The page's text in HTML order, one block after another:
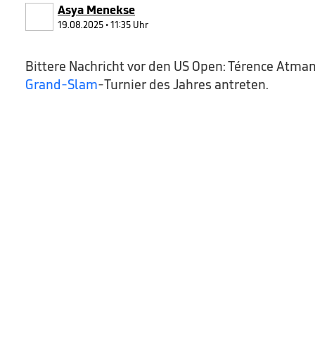
Asya Menekse
19.08.2025 • 11:35 Uhr
Bittere Nachricht vor den US Open: Térence
Grand-Slam-Turnier des Jahres antreten.